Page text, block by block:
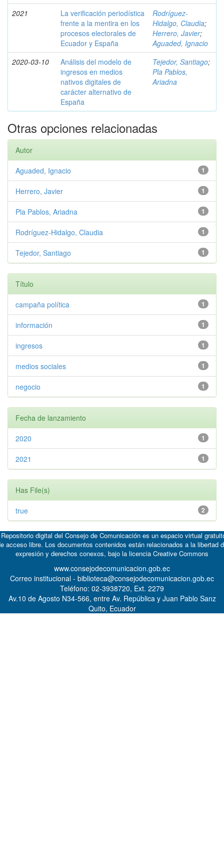
2021
La verificación periodística
frente a la mentira en los
procesos electorales de
Ecuador y España
Rodríguez-
Hidalgo, Claudia;
Herrero, Javier;
Aguaded, Ignacio
2020-03-10
Análisis del modelo de
ingresos en medios
nativos digitales de
carácter alternativo de
España
Tejedor, Santiago;
Pla Pablos,
Ariadna
Otras opciones relacionadas
Autor
1
Aguaded, Ignacio
1
Herrero, Javier
1
Pla Pablos, Ariadna
1
Rodríguez-Hidalgo, Claudia
1
Tejedor, Santiago
Título
1
campaña política
1
información
1
ingresos
1
medios sociales
1
negocio
Fecha de lanzamiento
1
2020
1
2021
Has File(s)
2
true
digital del Consejo de Comunicación es un espacio virtual
acceso libre. Los documentos contenidos están relacionados a la libertad
expresión y derechos conexos, bajo la licencia Creative Commons
www.consejodecomunicacion.gob.ec
Correo institucional - biblioteca@consejodecomunicacion.gob.ec
Teléfono: 02-3938720, Ext. 2279
Av.10 de Agosto N34-566, entre Av. República y Juan Pablo Sanz
Quito, Ecuador